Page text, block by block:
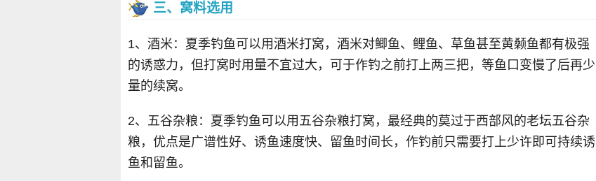
三、窝料选用
1、酒米：夏季钓鱼可以用酒米打窝，酒米对鲫鱼、鲤鱼、草鱼甚至黄颡鱼都有极强
的诱惑力，但打窝时用量不宜过大，可于作钓之前打上两三把，等鱼口变慢了后再少
量的续窝。
2、五谷杂粮：夏季钓鱼可以用五谷杂粮打窝，最经典的莫过于西部风的老坛五谷杂
粮，优点是广谱性好、诱鱼速度快、留鱼时间长，作钓前只需要打上少许即可持续诱
鱼和留鱼。